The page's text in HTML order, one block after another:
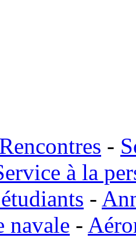
Rencontres -
à la
-
navale -